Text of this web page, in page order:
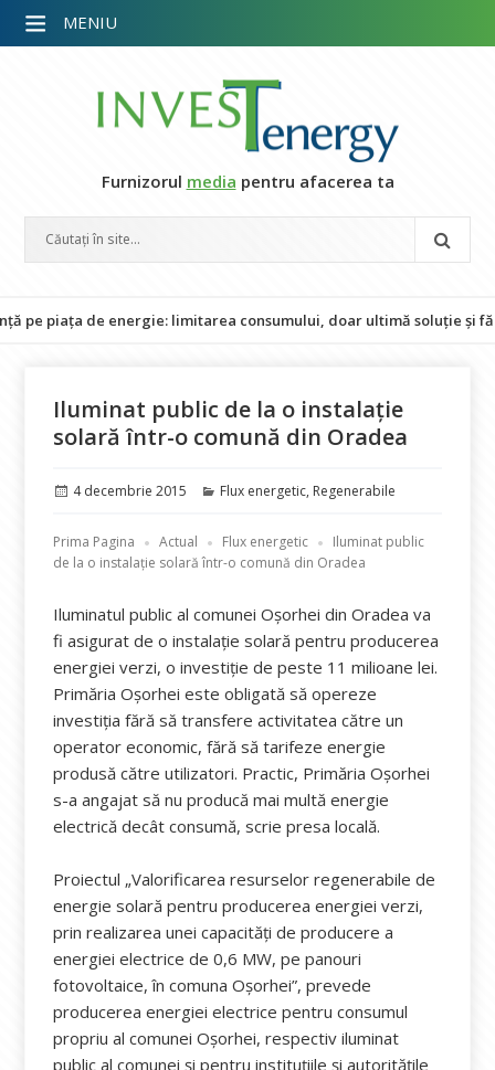
Furnizorul media pentru afacerea ta
de energie: limitarea consumului, doar ultimă soluție și fără
Iluminat public de la o instalație
solară într-o comună din Oradea
Publicat
4 decembrie 2015 Categorii
Flux energetic, Regenerabile
Prima Pagina Actual Flux energetic
Iluminat public
de la o instalație solară într-o comună din Oradea
Iluminatul public al comunei Oşorhei din Oradea va
fi asigurat de o instalaţie solară pentru producerea
energiei verzi, o investiție de peste 11 milioane lei.
Primăria Oşorhei este obligată să opereze
investiţia fără să transfere activitatea către un
operator economic, fără să tarifeze energie
produsă către utilizatori. Practic, Primăria Oşorhei
s-a angajat să nu producă mai multă energie
electrică decât consumă, scrie presa locală.
Proiectul „Valorificarea resurselor regenerabile de
energie solară pentru producerea energiei verzi,
prin realizarea unei capacităţi de producere a
energiei electrice de 0,6 MW, pe panouri
fotovoltaice, în comuna Oşorhei”, prevede
producerea energiei electrice pentru consumul
propriu al comunei Oșorhei, respectiv iluminat
public al comunei şi pentru instituţiile şi autorităţile
MENIU